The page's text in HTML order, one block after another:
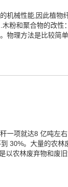
械性能‚因此植物
粉和聚合物的改性
物理方法是比较简
一项就达8 亿吨左
30%。大量的农
农林废弃物和废